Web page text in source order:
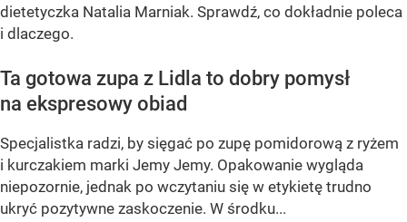
dietetyczka Natalia Marniak. Sprawdź, co dokładnie poleca
i dlaczego.
Ta gotowa zupa z Lidla to dobry pomysł
na ekspresowy obiad
Specjalistka radzi, by sięgać po zupę pomidorową z ryżem
i kurczakiem marki Jemy Jemy. Opakowanie wygląda
niepozornie, jednak po wczytaniu się w etykietę trudno
ukryć pozytywne zaskoczenie. W środku...